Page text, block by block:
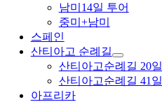
남미14일 투어
중미+남미
스페인
산티아고 순례길
산티아고순례길 20일
산티아고순례길 41일
아프리카